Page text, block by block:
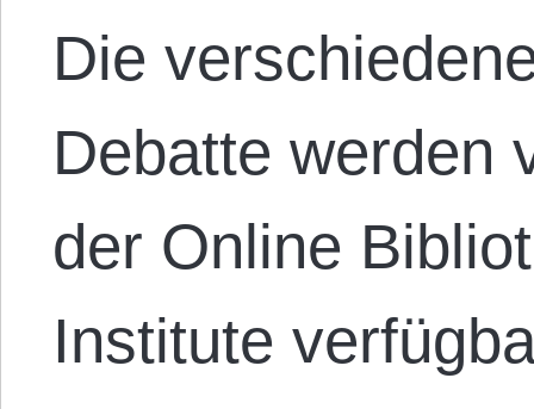
Die
Debatte werden
der Online
Institute